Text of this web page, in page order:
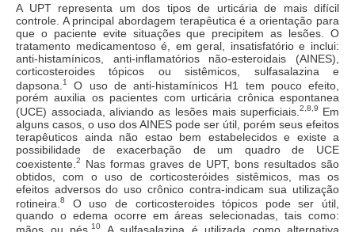
A UPT representa um dos tipos de urticária de mais difícil
controle. A principal abordagem terapêutica é a orientação para
que o paciente evite situações que precipitem as lesões. O
tratamento medicamentoso é, em geral, insatisfatório e inclui:
anti-histamínicos, anti-inflamatórios não-esteroidais (AINES),
corticosteroides tópicos ou sistêmicos, sulfasalazina e
dapsona. 1
O uso de anti-histamínicos H1 tem pouco efeito,
porém auxilia os pacientes com urticária crônica espontanea
(UCE) associada, aliviando as lesões mais superficiais.2,8,9 Em
alguns casos, o uso dos AINES pode ser útil, porém seus efeitos
terapêuticos ainda não estao bem estabelecidos e existe a
possibilidade de exacerbação de um quadro de UCE
coexistente. 2
Nas formas graves de UPT, bons resultados são
obtidos, com o uso de corticosteróides sistêmicos, mas os
efeitos adversos do uso crônico contra-indicam sua utilização
rotineira. 8
O uso de corticosteroides tópicos pode ser útil,
quando o edema ocorre em áreas selecionadas, tais como:
10